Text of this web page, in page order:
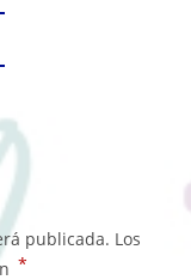
publicada. Los
*